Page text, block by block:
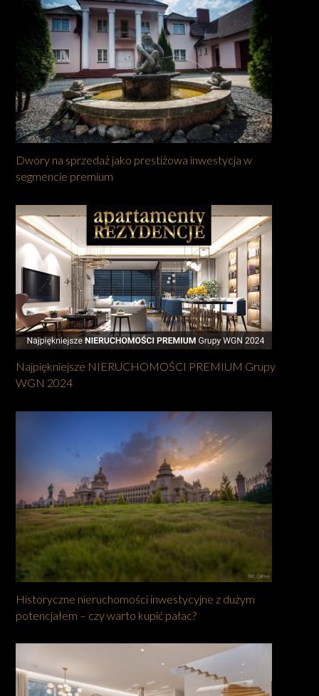
Dwory na sprzedaż jako prestiżowa inwestycja w
segmencie premium
Najpiękniejsze NIERUCHOMOŚCI PREMIUM Grupy
WGN 2024
Historyczne nieruchomości inwestycyjne z dużym
potencjałem – czy warto kupić pałac?